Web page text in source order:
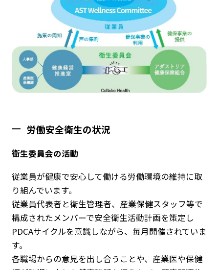
労働安全衛生の状況
衛生委員会の活動
従業員が健康で安心して働ける労働環境の維持に取
り組んでいます。
従業員代表者と衛生管理者、産業保健スタッフ等で
構成されたメンバーで安全衛生活動計画を策定し
PDCAサイクルを意識しながら、毎月開催されていま
す。
各職場からの意見を出し合うことや、産業医や保健